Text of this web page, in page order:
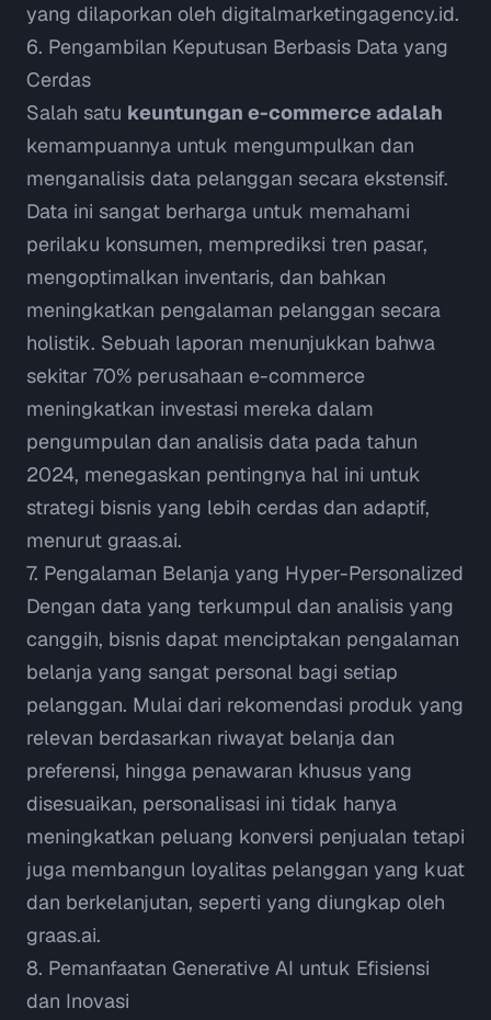
yang dilaporkan oleh digitalmarketingagency.id.
6. Pengambilan Keputusan Berbasis Data yang
Cerdas
Salah satu keuntungan e-commerce adalah
kemampuannya untuk mengumpulkan dan
menganalisis data pelanggan secara ekstensif.
Data ini sangat berharga untuk memahami
perilaku konsumen, memprediksi tren pasar,
mengoptimalkan inventaris, dan bahkan
meningkatkan pengalaman pelanggan secara
holistik. Sebuah laporan menunjukkan bahwa
sekitar 70% perusahaan e-commerce
meningkatkan investasi mereka dalam
pengumpulan dan analisis data pada tahun
2024, menegaskan pentingnya hal ini untuk
strategi bisnis yang lebih cerdas dan adaptif,
menurut graas.ai.
7. Pengalaman Belanja yang Hyper-Personalized
Dengan data yang terkumpul dan analisis yang
canggih, bisnis dapat menciptakan pengalaman
belanja yang sangat personal bagi setiap
pelanggan. Mulai dari rekomendasi produk yang
relevan berdasarkan riwayat belanja dan
preferensi, hingga penawaran khusus yang
disesuaikan, personalisasi ini tidak hanya
meningkatkan peluang konversi penjualan tetapi
juga membangun loyalitas pelanggan yang kuat
dan berkelanjutan, seperti yang diungkap oleh
graas.ai.
8. Pemanfaatan Generative AI untuk Efisiensi
dan Inovasi